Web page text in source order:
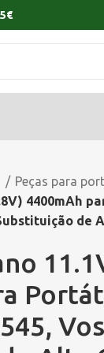
Peças para
4400mAh
de